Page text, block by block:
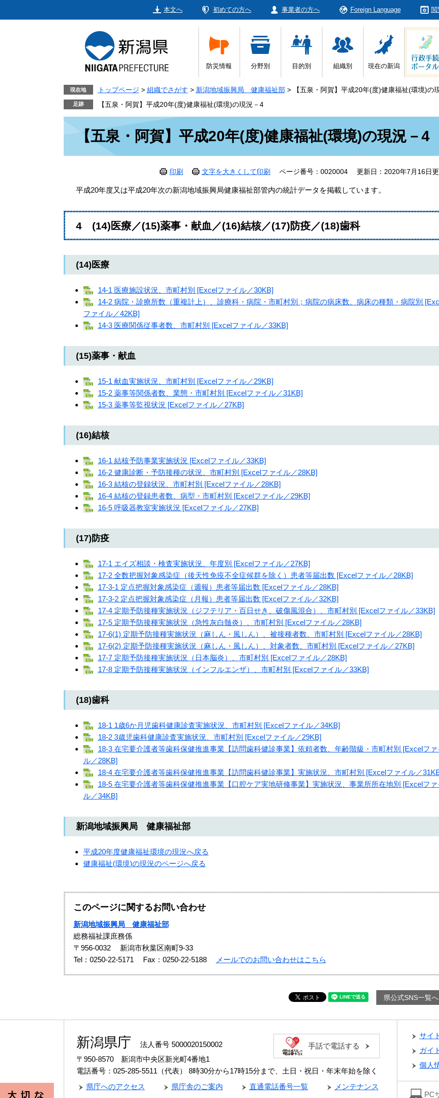
本文へ 初めての方へ 事業者の方へ Foreign Language 閲
防災情報 分野別 目的別 組織別 現在の新潟
現在地 トップページ > 組織でさがす > 新潟地域振興局 健康福祉部 >
【五泉・阿賀】平成20年(度)健康福祉(環境)の
【五泉・阿賀】平成20年(度)健康福祉(環境)の現況－4
【五泉・阿賀】平成20年(度)健康福祉(環境)の現況－4
印刷 文字を大きくして印刷 ページ番号：0020004 更新日：2020年7月16日
平成20年度又は平成20年次の新潟地域振興局健康福祉部管内の統計データを掲載しています。
4 (14)医療／(15)薬事・献血／(16)結核／(17)防疫／(18)歯科
(14)医療
14-1 医療施設状況、市町村別 [Excelファイル／30KB]
14-2 病院・診療所数（重複計上）、診療科・病院・市町村別；病院の病床数、病床の種類・病院別
ファイル／42KB]
14-3 医療関係従事者数、市町村別 [Excelファイル／33KB]
(15)薬事・献血
15-1 献血実施状況、市町村別 [Excelファイル／29KB]
15-2 薬事等関係者数、業態・市町村別 [Excelファイル／31KB]
15-3 薬事等監視状況 [Excelファイル／27KB]
(16)結核
16-1 結核予防事業実施状況 [Excelファイル／33KB]
16-2 健康診断・予防接種の状況、市町村別 [Excelファイル／28KB]
16-3 結核の登録状況、市町村別 [Excelファイル／28KB]
16-4 結核の登録患者数、病型・市町村別 [Excelファイル／29KB]
16-5 呼吸器教室実施状況 [Excelファイル／27KB]
(17)防疫
17-1 エイズ相談・検査実施状況、年度別 [Excelファイル／27KB]
17-2 全数把握対象感染症（後天性免疫不全症候群を除く）患者等届出数 [Excelファイル／28KB]
17-3-1 定点把握対象感染症（週報）患者等届出数 [Excelファイル／28KB]
17-3-2 定点把握対象感染症（月報）患者等届出数 [Excelファイル／32KB]
17-4 定期予防接種実施状況（ジフテリア・百日せき、破傷風混合）、市町村別 [Excelファイル／33KB]
17-5 定期予防接種実施状況（急性灰白髄炎）、市町村別 [Excelファイル／28KB]
17-6(1) 定期予防接種実施状況（麻しん・風しん）、被接種者数、市町村別 [Excelファイル／28KB]
17-6(2) 定期予防接種実施状況（麻しん・風しん）、対象者数、市町村別 [Excelファイル／27KB]
17-7 定期予防接種実施状況（日本脳炎）、市町村別 [Excelファイル／28KB]
17-8 定期予防接種実施状況（インフルエンザ）、市町村別 [Excelファイル／33KB]
(18)歯科
18-1 1歳6か月児歯科健康診査実施状況、市町村別 [Excelファイル／34KB]
18-2 3歳児歯科健康診査実施状況、市町村別 [Excelファイル／29KB]
18-3 在宅要介護者等歯科保健推進事業【訪問歯科健診事業】依頼者数、年齢階級・市町村別 [Excelファ
ル／28KB]
18-4 在宅要介護者等歯科保健推進事業【訪問歯科健診事業】実施状況、市町村別 [Excelファイル／
18-5 在宅要介護者等歯科保健推進事業【口腔ケア実地研修事業】実施状況、事業所所在地別 [Excelファ
ル／34KB]
新潟地域振興局 健康福祉部
平成20年度健康福祉環境の現況へ戻る
健康福祉(環境)の現況のページへ戻る
このページに関するお問い合わせ
新潟地域振興局 健康福祉部
総務福祉課庶務係
〒956-0032
新潟市秋葉区南町9-33
Tel：0250-22-5171
Fax：0250-22-5188 メールでのお問い合わせはこちら
県公式SNS一覧へ
新潟県庁
法人番号 5000020150002
〒950-8570 新潟市中央区新光町4番地1
電話番号：025-285-5511（代表）
8時30分から17時15分まで、土日・祝日・年末年始を除く
手話で電話する
県庁へのアクセス 県庁舎のご案内 直通電話番号一覧 メンテナンス
サイ
ガイ
個人
PC